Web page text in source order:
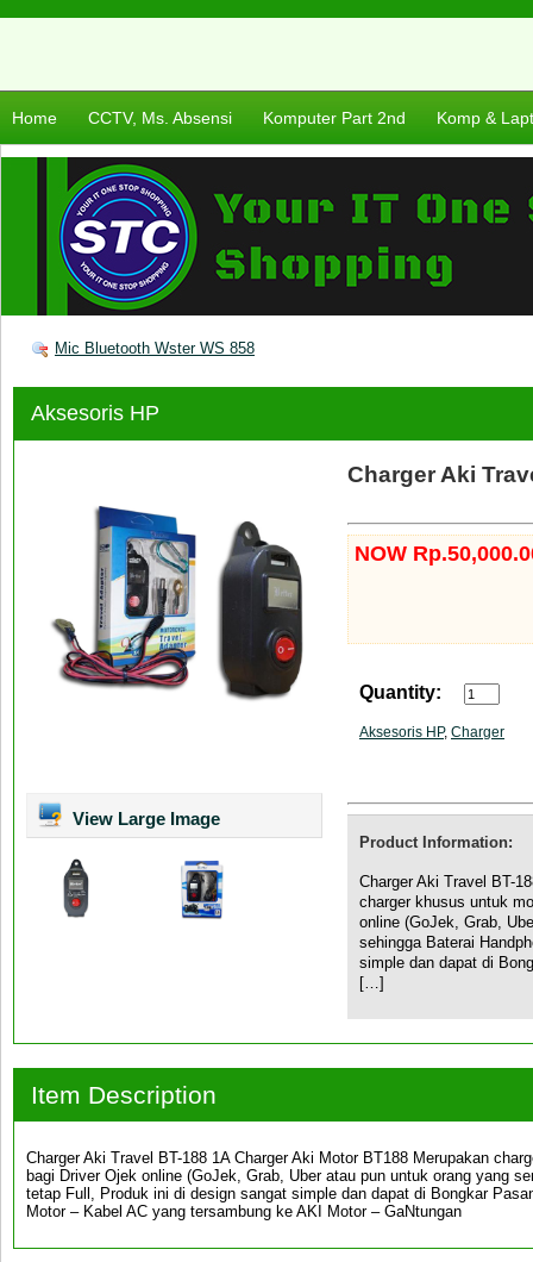
Home CCTV, Ms. Absensi Komputer Part 2nd Komp &
Mic Bluetooth Wster WS 858
Aksesoris HP
View Large Image
Charger Aki
NOW
Quantity:
Aksesoris HP, Charger
Product Information:
Charger Aki Travel BT-
charger khusus untuk
online (GoJek, Grab,
sehingga Baterai
simple dan dapat di
[…]
Item Description
Charger Aki Travel BT-188 1A Charger Aki Motor BT188 Merupakan
bagi Driver Ojek online (GoJek, Grab, Uber atau pun untuk orang yang
tetap Full, Produk ini di design sangat simple dan dapat di Bongkar
Motor – Kabel AC yang tersambung ke AKI Motor – GaNtungan